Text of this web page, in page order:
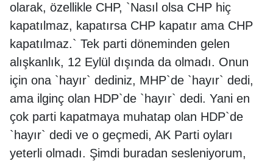
olarak, özellikle CHP, `Nasıl olsa CHP hiç
kapatılmaz, kapatırsa CHP kapatır ama CHP
kapatılmaz.` Tek parti döneminden gelen
alışkanlık, 12 Eylül dışında da olmadı. Onun
için ona `hayır` dediniz, MHP`de `hayır` dedi,
ama ilginç olan HDP`de `hayır` dedi. Yani en
çok parti kapatmaya muhatap olan HDP`de
`hayır` dedi ve o geçmedi, AK Parti oyları
yeterli olmadı. Şimdi buradan sesleniyorum,